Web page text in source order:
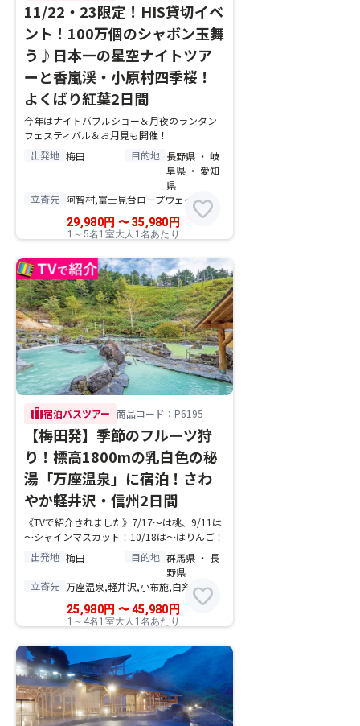
11/22・23限定！HIS貸切イベ
ント！100万個のシャボン玉舞
う♪日本一の星空ナイトツア
ーと香嵐渓・小原村四季桜！
よくばり紅葉2日間
今年はナイトバブルショー＆月夜のランタン
フェスティバル＆お月見も開催！
出発地 梅田 目的地 長野県 ・ 岐
阜県 ・ 愛知
県
立寄先 阿智村,富士見台ロープウェイ
29,980円 〜35,980 円
1～5名1室大人1名あたり
favorite
trip宿泊バスツアー 商品コード：P6195
【梅田発】季節のフルーツ狩
り！標高1800mの乳白色の秘
湯「万座温泉」に宿泊！さわ
やか軽井沢・信州2日間
《TVで紹介されました》7/17～は桃、9/11は
～シャインマスカット！10/18は～はりんご！
出発地 梅田 目的地 群馬県 ・ 長
野県
立寄先 万座温泉,軽井沢,小布施,白糸の滝
25,980円 〜45,980 円
1～4名1室大人1名あたり
favorite